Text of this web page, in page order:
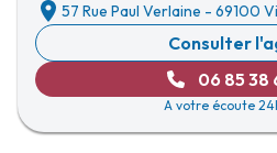
57 Rue Paul Verlaine - 69100
Consulter
06 85 38
A votre écoute